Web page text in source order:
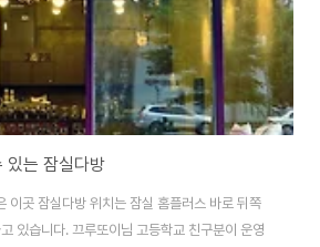
있는 잠실다방
이곳 잠실다방 위치는 잠실 홈플러스 바로 뒤쪽
있습니다. 끄루또이님 고등학교 친구분이 운영